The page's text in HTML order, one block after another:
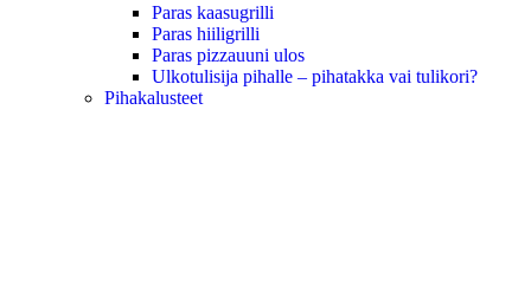
Paras kaasugrilli
Paras hiiligrilli
Paras pizzauuni ulos
Ulkotulisija pihalle – pihatakka vai tulikori?
Pihakalusteet